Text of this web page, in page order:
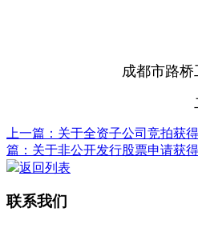
成都市路
上一篇：关于全资子公司竞拍获
篇：关于非公开发行股票申请获
返回列表
联系我们